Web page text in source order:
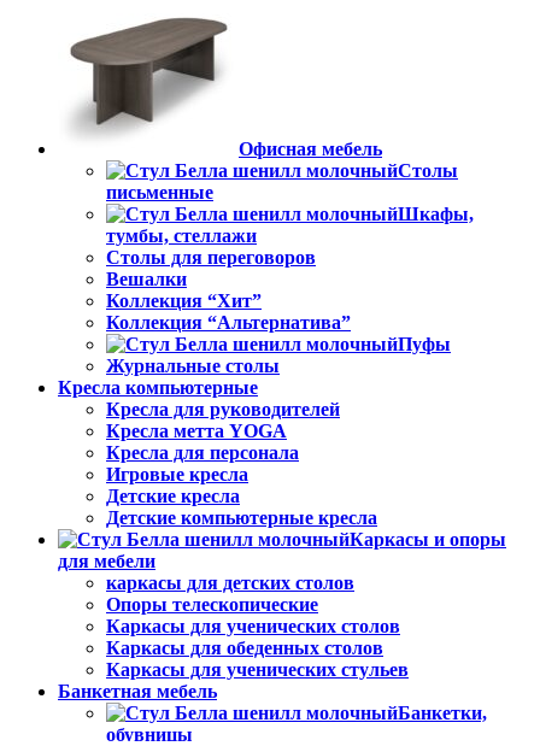
Офисная мебель
Столы
письменные
Шкафы,
тумбы, стеллажи
Столы для переговоров
Вешалки
Коллекция “Хит”
Коллекция “Альтернатива”
Пуфы
Журнальные столы
Кресла компьютерные
Кресла для руководителей
Кресла метта YOGA
Кресла для персонала
Игровые кресла
Детские кресла
Детские компьютерные кресла
Каркасы и опоры
для мебели
каркасы для детских столов
Опоры телескопические
Каркасы для ученических столов
Каркасы для обеденных столов
Каркасы для ученических стульев
Банкетная мебель
Банкетки,
обувницы